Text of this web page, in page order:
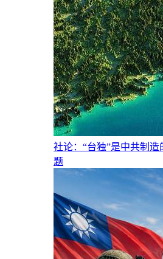
社论：“台独”是中共制
题